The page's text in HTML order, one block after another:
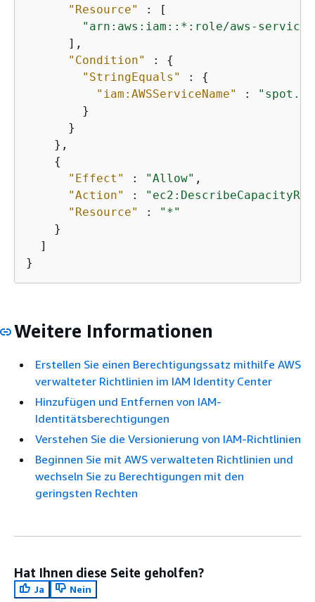
"Resource"
: [
"arn:aws:iam::*:role/aws-service-
      ],
"Condition"
: {
"StringEquals"
: {
"iam:AWSServiceName"
:
        }
      }
    },
{
"Effect"
: "Allow" ,
"Action"
:
"Resource"
:
"*"
    }
  ]
}
Weitere Informationen
Erstellen Sie einen Berechtigungssatz mithilfe AWS
verwalteter Richtlinien im IAM Identity Center
Hinzufügen und Entfernen von IAM-
Identitätsberechtigungen
Verstehen Sie die Versionierung von IAM-Richtlinien
Beginnen Sie mit AWS verwalteten Richtlinien und
wechseln Sie zu Berechtigungen mit den
geringsten Rechten
Hat Ihnen diese Seite geholfen?
Ja
Nein